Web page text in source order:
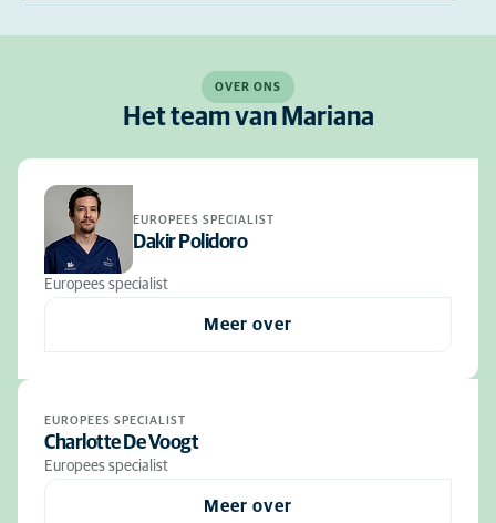
OVER ONS
Het team van Mariana
EUROPEES SPECIALIST
Dakir Polidoro
Europees specialist
Meer over
EUROPEES SPECIALIST
Charlotte De Voogt
Europees specialist
Meer over